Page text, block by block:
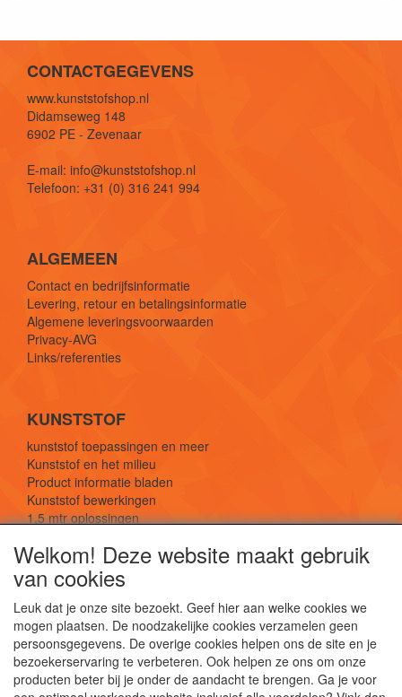
CONTACTGEGEVENS
www.kunststofshop.nl
Didamseweg 148
6902 PE - Zevenaar
E-mail: info@kunststofshop.nl
Telefoon: +31 (0) 316 241 994
ALGEMEEN
Contact en bedrijfsinformatie
Levering, retour en betalingsinformatie
Algemene leveringsvoorwaarden
Privacy-AVG
Links/referenties
KUNSTSTOF
kunststof toepassingen en meer
Kunststof en het milieu
Product informatie bladen
Kunststof bewerkingen
1,5 mtr oplossingen
SOCIALE MEDIA
Welkom! Deze website maakt gebruik
van cookies
Leuk dat je onze site bezoekt. Geef hier aan welke cookies we
mogen plaatsen. De noodzakelijke cookies verzamelen geen
persoonsgegevens. De overige cookies helpen ons de site en je
bezoekerservaring te verbeteren. Ook helpen ze ons om onze
producten beter bij je onder de aandacht te brengen. Ga je voor